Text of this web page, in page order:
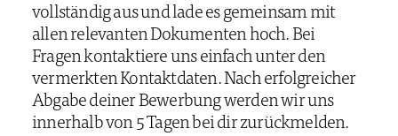
vollständig aus und lade es gemeinsam mit
allen relevanten Dokumenten hoch. Bei
Fragen kontaktiere uns einfach unter den
vermerkten Kontaktdaten.Nach erfolgreicher
Abgabe deiner Bewerbung werden wir uns
innerhalb von 5 Tagen bei dir zurückmelden.